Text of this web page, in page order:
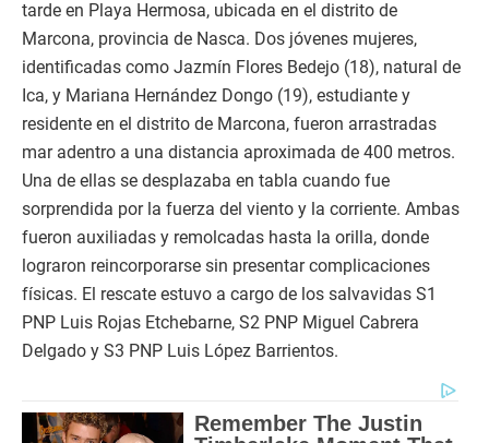
tarde en Playa Hermosa, ubicada en el distrito de
Marcona, provincia de Nasca. Dos jóvenes mujeres,
identificadas como Jazmín Flores Bedejo (18), natural de
Ica, y Mariana Hernández Dongo (19), estudiante y
residente en el distrito de Marcona, fueron arrastradas
mar adentro a una distancia aproximada de 400 metros.
Una de ellas se desplazaba en tabla cuando fue
sorprendida por la fuerza del viento y la corriente. Ambas
fueron auxiliadas y remolcadas hasta la orilla, donde
lograron reincorporarse sin presentar complicaciones
físicas. El rescate estuvo a cargo de los salvavidas S1
PNP Luis Rojas Etchebarne, S2 PNP Miguel Cabrera
Delgado y S3 PNP Luis López Barrientos.